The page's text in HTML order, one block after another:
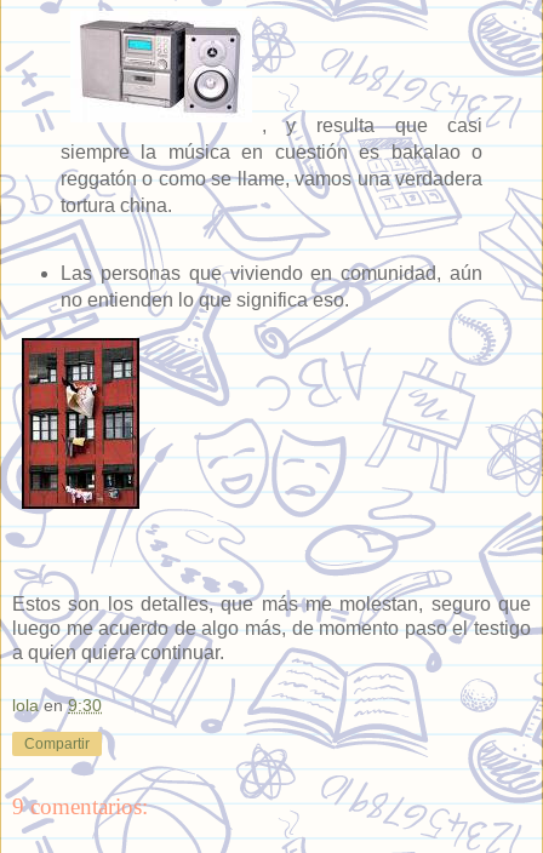
, y resulta que casi
siempre la música en cuestión es bakalao o
reggatón o como se llame, vamos una verdadera
tortura china.
Las personas que viviendo en comunidad, aún
no entienden lo que significa eso.
Estos son los detalles, que más me molestan, seguro que
luego me acuerdo de algo más, de momento paso el testigo
a quien quiera continuar.
lola en9:30
Compartir
9 comentarios: